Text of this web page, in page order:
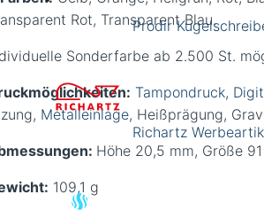
Prodir
Richartz
Rot, Transparent Blau.
Sonderfarbe ab 2.500 St.
Tampondruck,
Metalleinlage, Heißprägung,
Höhe 20,5 mm, Größe
109,1 g